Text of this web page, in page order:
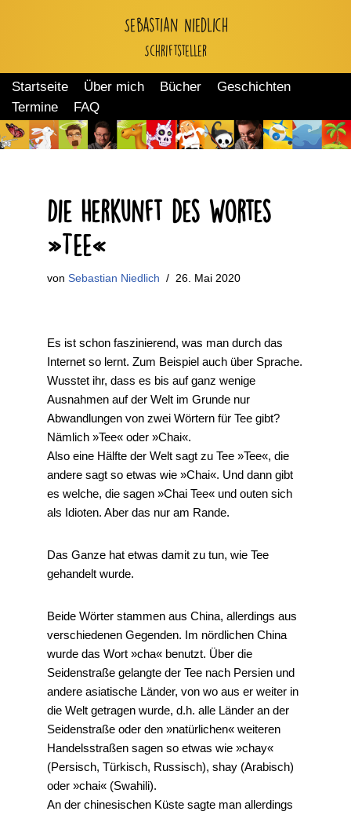
springen
Sebastian Niedlich
Schriftsteller
Startseite Über mich Bücher
Geschichten
Termine
FAQ
Die Herkunft des Wortes
»Tee«
von Sebastian Niedlich 26. Mai 2020
Es ist schon faszinierend, was man durch das
Internet so lernt. Zum Beispiel auch über Sprache.
Wusstet ihr, dass es bis auf ganz wenige
Ausnahmen auf der Welt im Grunde nur
Abwandlungen von zwei Wörtern für Tee gibt?
Nämlich »Tee« oder »Chai«.
Also eine Hälfte der Welt sagt zu Tee »Tee«, die
andere sagt so etwas wie »Chai«. Und dann gibt
es welche, die sagen »Chai Tee« und outen sich
als Idioten. Aber das nur am Rande.
Das Ganze hat etwas damit zu tun, wie Tee
gehandelt wurde.
Beide Wörter stammen aus China, allerdings aus
verschiedenen Gegenden. Im nördlichen China
wurde das Wort »cha« benutzt. Über die
Seidenstraße gelangte der Tee nach Persien und
andere asiatische Länder, von wo aus er weiter in
die Welt getragen wurde, d.h. alle Länder an der
Seidenstraße oder den »natürlichen« weiteren
Handelsstraßen sagen so etwas wie »chay«
(Persisch, Türkisch, Russisch), shay (Arabisch)
oder »chai« (Swahili).
An der chinesischen Küste sagte man allerdings